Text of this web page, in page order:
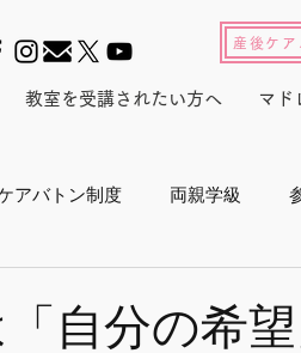
教室を受講されたい方へ マド
産後ケ
アバトン制度 両親学級
「自分の希